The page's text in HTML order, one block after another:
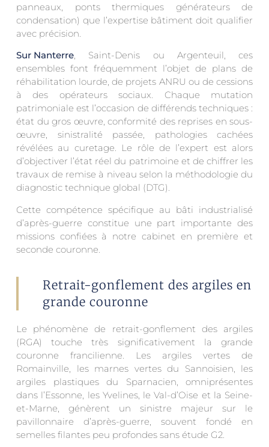
panneaux, ponts thermiques générateurs de
condensation) que l’expertise bâtiment doit qualifier
avec précision.
Sur Nanterre, Saint-Denis ou Argenteuil, ces
ensembles font fréquemment l’objet de plans de
réhabilitation lourde, de projets ANRU ou de cessions
à des opérateurs sociaux. Chaque mutation
patrimoniale est l’occasion de différends techniques :
état du gros œuvre, conformité des reprises en sous-
œuvre, sinistralité passée, pathologies cachées
révélées au curetage. Le rôle de l’expert est alors
d’objectiver l’état réel du patrimoine et de chiffrer les
travaux de remise à niveau selon la méthodologie du
diagnostic technique global (DTG).
Cette compétence spécifique au bâti industrialisé
d’après-guerre constitue une part importante des
missions confiées à notre cabinet en première et
seconde couronne.
Retrait-gonflement des argiles en
grande couronne
Le phénomène de retrait-gonflement des argiles
(RGA) touche très significativement la grande
couronne francilienne. Les argiles vertes de
Romainville, les marnes vertes du Sannoisien, les
argiles plastiques du Sparnacien, omniprésentes
dans l’Essonne, les Yvelines, le Val-d’Oise et la Seine-
et-Marne, génèrent un sinistre majeur sur le
pavillonnaire d’après-guerre, souvent fondé en
semelles filantes peu profondes sans étude G2.